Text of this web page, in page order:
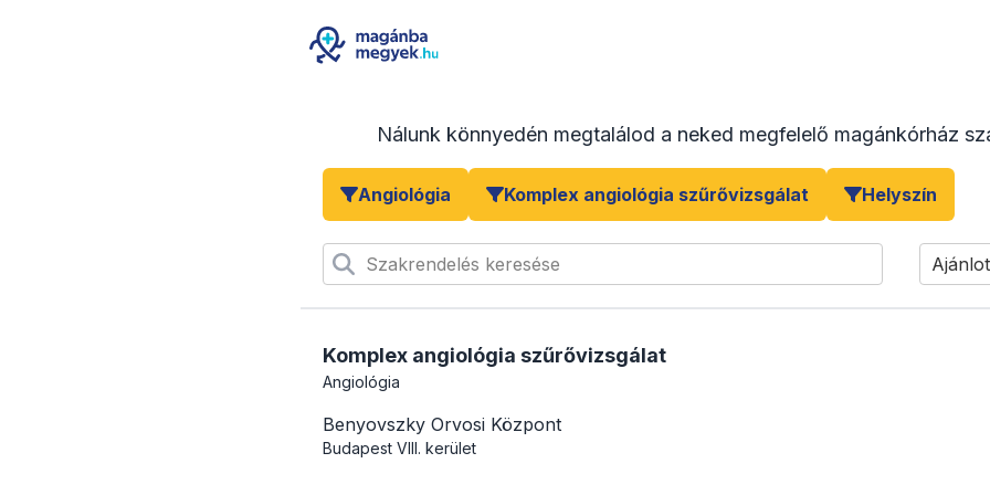
Nálunk könnyedén megtalálod a neked megfelelő magánkórház
Angiológia Komplex angiológia szűrővizsgálat Helyszín
Szakrendelés keresése
Komplex angiológia szűrővizsgálat
Angiológia
Benyovszky Orvosi Központ
Budapest VIII. kerület